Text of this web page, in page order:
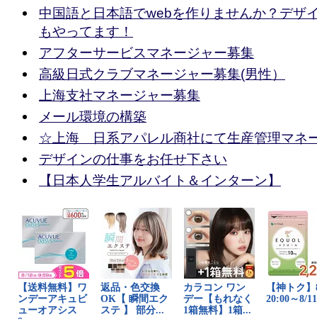
中国語と日本語でwebを作りませんか？デザ
もやってます！
アフターサービスマネージャー募集
高級日式クラブマネージャー募集(男性）
上海支社マネージャー募集
メール環境の構築
☆上海 日系アパレル商社にて生産管理マネ
デザインの仕事をお任せ下さい
【日本人学生アルバイト＆インターン】